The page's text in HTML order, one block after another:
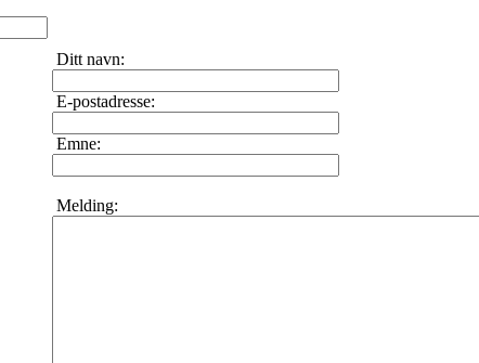
Ditt navn:
E-postadresse:
Emne:
Melding: